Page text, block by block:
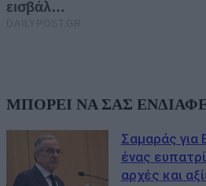
ΜΠΟΡΕΙ ΝΑ ΣΑΣ
Σαμαράς για
ένας
αρχές και